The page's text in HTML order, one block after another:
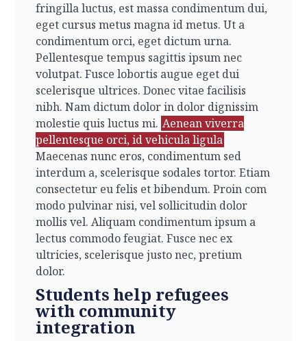
fringilla luctus, est massa condimentum dui,
eget cursus metus magna id metus. Ut a
condimentum orci, eget dictum urna.
Pellentesque tempus sagittis ipsum nec
volutpat. Fusce lobortis augue eget dui
scelerisque ultrices. Donec vitae facilisis
nibh. Nam dictum dolor in dolor dignissim
molestie quis luctus mi. Aenean viverra
pellentesque orci, id vehicula ligula
Maecenas nunc eros, condimentum sed
interdum a, scelerisque sodales tortor. Etiam
consectetur eu felis et bibendum. Proin com
modo pulvinar nisi, vel sollicitudin dolor
mollis vel. Aliquam condimentum ipsum a
lectus commodo feugiat. Fusce nec ex
ultricies, scelerisque justo nec, pretium
dolor.
Students help refugees
with community
integration